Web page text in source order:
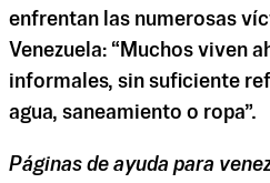
enfrentan las numerosas
Venezuela: “Muchos viven
informales, sin suficiente
agua, saneamiento o ropa”.
Páginas de ayuda para